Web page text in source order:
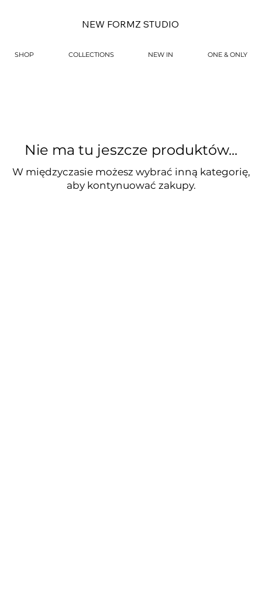
NEW FORMZ STUDIO
SHOP COLLECTIONS NEW IN ONE & ONLY
Nie ma tu jeszcze produktów...
W międzyczasie możesz wybrać inną kategorię,
aby kontynuować zakupy.